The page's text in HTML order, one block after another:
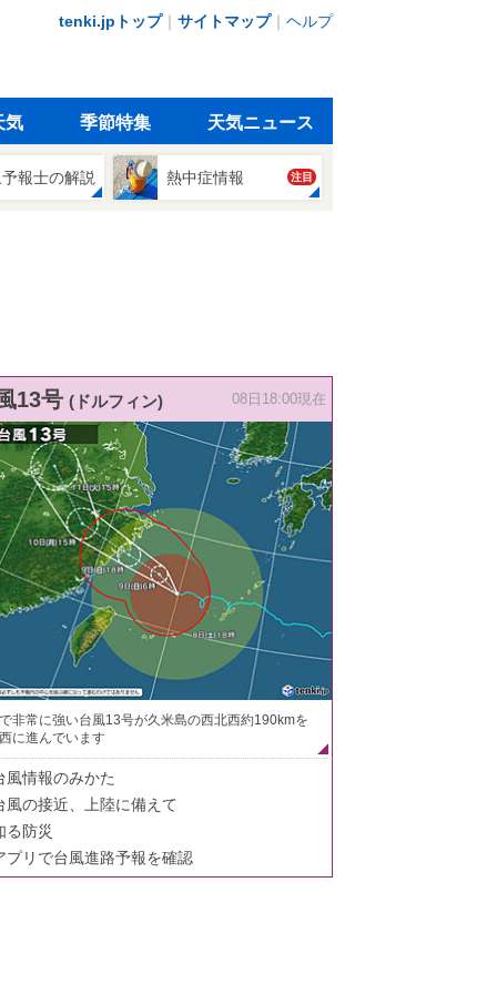
tenki.jpトップ｜ サイトマップ｜ ヘルプ
気 季節特集 天気ニュース
報士の解説 熱中症情報 注目
13号 (ドルフィン) 08日18:00現在
非常に強い台風13号が久米島の西北西約190kmを
に進んでいます
風情報のみかた
風の接近、上陸に備えて
る防災
プリで台風進路予報を確認